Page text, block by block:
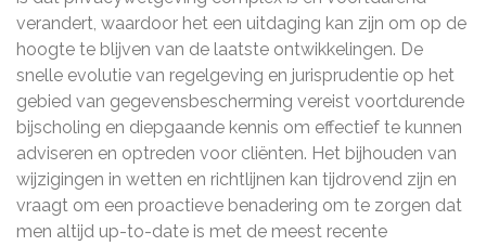
verandert, waardoor het een uitdaging kan zijn om op de
hoogte te blijven van de laatste ontwikkelingen. De
snelle evolutie van regelgeving en jurisprudentie op het
gebied van gegevensbescherming vereist voortdurende
bijscholing en diepgaande kennis om effectief te kunnen
adviseren en optreden voor cliënten. Het bijhouden van
wijzigingen in wetten en richtlijnen kan tijdrovend zijn en
vraagt om een proactieve benadering om te zorgen dat
men altijd up-to-date is met de meest recente